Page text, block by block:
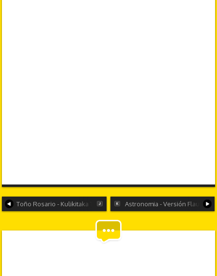
Toño Rosario - Kulikitaka Ti - TikTok Astronomia - Versión Flauta